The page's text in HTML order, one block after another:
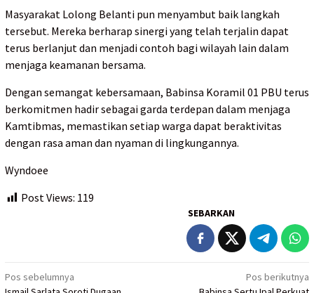
Masyarakat Lolong Belanti pun menyambut baik langkah
tersebut. Mereka berharap sinergi yang telah terjalin dapat
terus berlanjut dan menjadi contoh bagi wilayah lain dalam
menjaga keamanan bersama.
Dengan semangat kebersamaan, Babinsa Koramil 01 PBU terus
berkomitmen hadir sebagai garda terdepan dalam menjaga
Kamtibmas, memastikan setiap warga dapat beraktivitas
dengan rasa aman dan nyaman di lingkungannya.
Wyndoee
Post Views: 119
SEBARKAN
Navigasi
Pos sebelumnya
Pos berikutnya